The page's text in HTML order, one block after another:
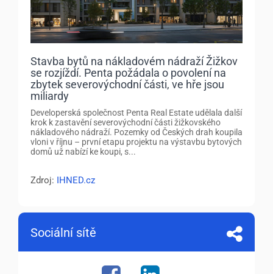
Stavba bytů na nákladovém nádraží Žižkov
se rozjíždí. Penta požádala o povolení na
zbytek severovýchodní části, ve hře jsou
miliardy
Developerská společnost Penta Real Estate udělala další
krok k zastavění severovýchodní části žižkovského
nákladového nádraží. Pozemky od Českých drah koupila
vloni v říjnu – první etapu projektu na výstavbu bytových
domů už nabízí ke koupi, s...
Zdroj: IHNED.cz
Sociální sítě